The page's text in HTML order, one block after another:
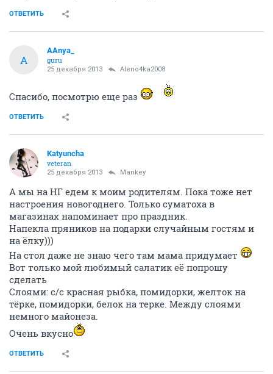
ОТВЕТИТЬ
A
AAnya_
guru
25 декабря 2013 Aleno4ka2008
Спасибо, посмотрю еще раз
ОТВЕТИТЬ
Katyuncha
veteran
25 декабря 2013 Mankey
А мы на НГ едем к моим родителям. Пока тоже нет
настроения новогоднего. Только суматоха в
магазинах напоминает про праздник.
Напекла пряников на подарки случайным гостям и
на ёлку)))
На стол даже не знаю чего там мама придумает
Вот только мой любимый салатик её попрошу
сделать
Слоями: с/с красная рыбка, помидорки, желток на
тёрке, помидорки, белок на терке. Между слоями
немного майонеза.
Очень вкусно
ОТВЕТИТЬ